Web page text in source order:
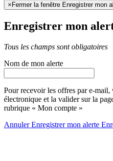
× Fermer la fenêtre Enregistrer mon
Enregistrer mon
Tous les champs sont obligatoires
Nom de mon alerte
Pour recevoir les offres par e-mail,
électronique et la valider sur la
rubrique « Mon compte »
AnnulerEnregistrer mon alerte